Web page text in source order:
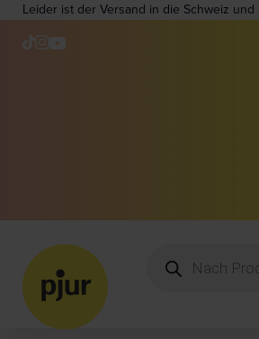
Leider ist der Versand in die Schweiz